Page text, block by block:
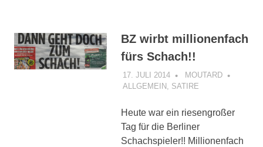
BZ wirbt millionenfach
fürs Schach!!
17. JULI 2014
MOUTARD
ALLGEMEIN, SATIRE
Heute war ein riesengroßer
Tag für die Berliner
Schachspieler!! Millionenfach